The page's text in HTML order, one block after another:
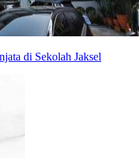
di Sekolah Jaksel